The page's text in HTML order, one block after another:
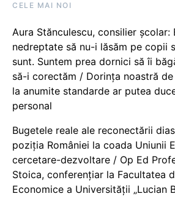
CELE MAI NOI
Aura Stănculescu, consilier școlar:
nedreptate să nu-i lăsăm pe copii
sunt. Suntem prea dornici să îi
să-i corectăm / Dorința noastră
la anumite standarde ar putea
personal
Bugetele reale ale reconectării
poziția României la coada Uniunii
cercetare-dezvoltare / Op Ed
Stoica, conferențiar la Facultatea
Economice a Universității „Lucian